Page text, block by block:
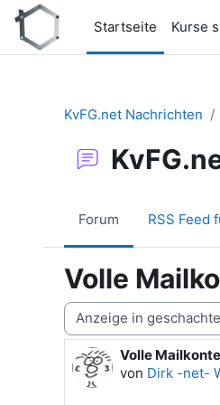
Zum Hauptinhalt
Startseite
Kurse
KvFG.net Nachrichten
Forum RSS Feed
Volle
Anzeigemodus
Volle
von Dirk -net-
Anzahl